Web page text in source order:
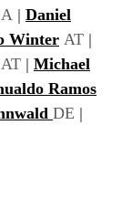
| Daniel
Winter AT |
AT | Michael
Ramos
DE |